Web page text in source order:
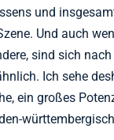
und
Und auch
sind sich
Ich sehe
ein großes